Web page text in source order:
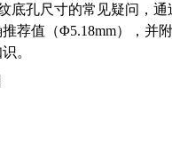
底孔尺寸的常见疑问，通
荐值（Φ5.18mm），并
。